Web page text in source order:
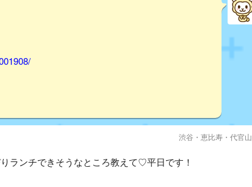
渋谷・恵比寿・代官山
ランチできそうなところ教えて♡平日です！